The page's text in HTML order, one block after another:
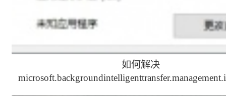
如何解决